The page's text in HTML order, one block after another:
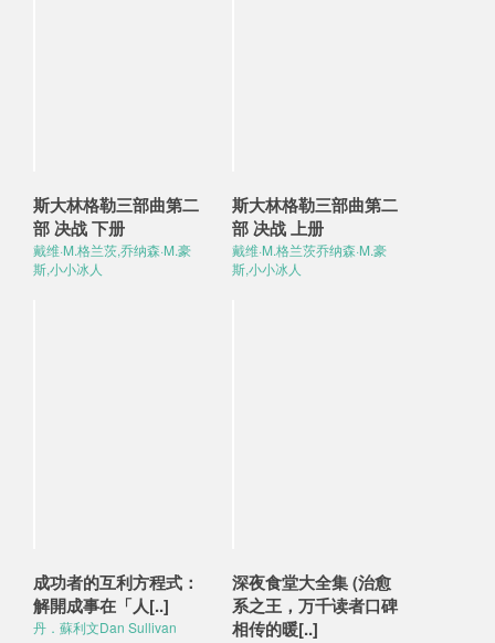
斯大林格勒三部曲第二
部 决战 下册
戴维·M.格兰茨,乔纳森·M.豪
斯,小小冰人
斯大林格勒三部曲第二
部 决战 上册
戴维·M.格兰茨乔纳森·M.豪
斯,小小冰人
成功者的互利方程式：
解開成事在「人[..]
丹．蘇利文Dan Sullivan
深夜食堂大全集 (治愈
系之王，万千读者口碑
相传的暖[..]